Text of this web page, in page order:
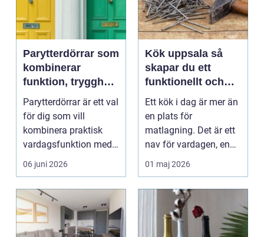
Parytterdörrar som
kombinerar
funktion, trygghet
och stil
Parytterdörrar är ett val
för dig som vill
kombinera praktisk
vardagsfunktion med
en välkomnande kän...
06 juni 2026
Kök uppsala så
skapar du ett
funktionellt och
personligt kök
Ett kök i dag är mer än
en plats för
matlagning. Det är ett
nav för vardagen, en
samlingspunkt för f...
01 maj 2026